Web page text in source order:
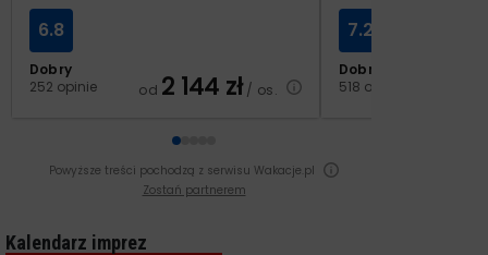
Dobry
252 opinie
6.8
od 2 144 zł/ os.
Dobry
518 opinii
7.2
Powyższe treści pochodzą z serwisu Wakacje.pl
Zostań partnerem
Kalendarz imprez